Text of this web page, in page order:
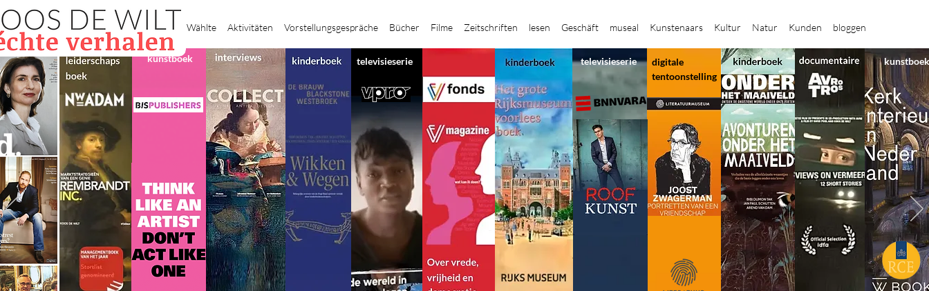
Heim Wählte Aktivitäten Vorstellungsgespräche Bücher Filme Zeitschriften lesen Geschäft museal Kunstenaars Kultur Natur Kunden bloggen
kunstboek televisieserie
digitale
tentoonstelling
televisieserie kunstboek